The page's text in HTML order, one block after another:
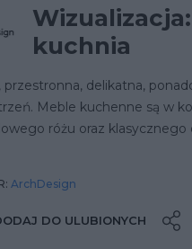
Wizualizacja:
kuchnia
przestronna, delikatna,
Meble kuchenne są w
różu oraz klasycznego
ArchDesign
DO ULUBIONYCH